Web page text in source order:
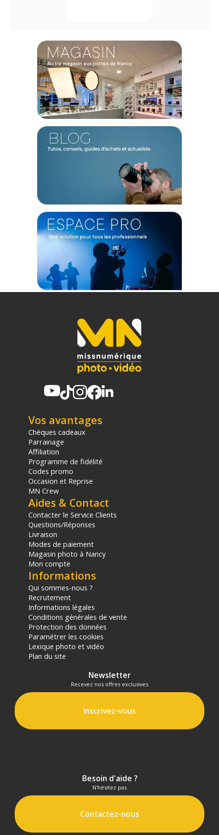
Vos avantages
Chèques cadeaux
Parrainage
Affiliation
Programme de fidélité
Codes promo
Occasion et Reprise
MN Crew
Aides & Contact
Contacter le Service Clients
Questions/Réponses
Livraison
Modes de paiement
Magasin photo à Nancy
Mon compte
Informations
Qui sommes-nous ?
Recrutement
Informations légales
Conditions générales de vente
Protection des données
Paramétrer les cookies
Lexique photo et vidéo
Plan du site
Newsletter
Recevez nos offres exclusives
Inscrivez-vous
Besoin d'aide ?
N'hésitez pas
Contactez-nous